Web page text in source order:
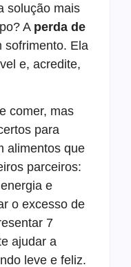
solução mais
A perda de
sofrimento. Ela
e, acredite,
comer, mas
para
alimentos que
parceiros:
e
o excesso de
7
ajudar a
leve e feliz.